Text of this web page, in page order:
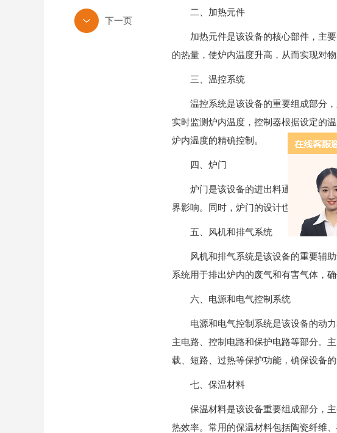
二、加热元件
加热元件是该设备的核心部件，主要
的热量，使炉内温度升高，从而实现对物
三、温控系统
温控系统是该设备的重要组成部分，
实时监测炉内温度，控制器根据设定的
炉内温度的精确控制。
四、炉门
炉门是该设备的进出料通道，主要起
界影响。同时，炉门的设计也考虑到了
五、风机和排气系统
风机和排气系统是该设备的重要辅助
系统用于排出炉内的废气和有害气体，
六、电源和电气控制系统
电源和电气控制系统是该设备的动力
主电路、控制电路和保护电路等部分。
载、短路、过热等保护功能，确保设备的
七、保温材料
保温材料是该设备重要组成部分，主
热效率。常用的保温材料包括陶瓷纤维、